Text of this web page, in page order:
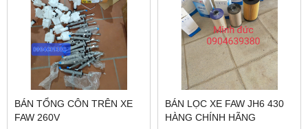
BÁN TỔNG CÔN TRÊN XE
FAW 260V
BÁN LỌC XE FAW JH6 430
HÀNG CHÍNH HÃNG